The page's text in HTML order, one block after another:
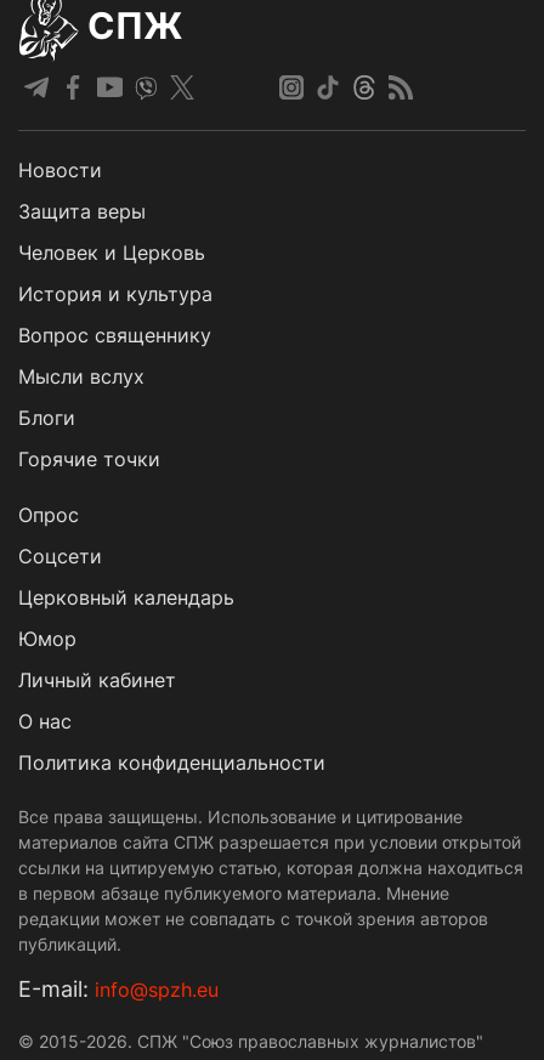
СПЖ
Новости
Защита веры
Человек и Церковь
История и культура
Вопрос священнику
Мысли вслух
Блоги
Горячие точки
Опрос
Cоцсети
Церковный календарь
Юмор
Личный кабинет
О нас
Политика конфиденциальности
Все права защищены. Использование и цитирование
материалов сайта СПЖ разрешается при условии открытой
ссылки на цитируемую статью, которая должна находиться
в первом абзаце публикуемого материала. Мнение
редакции может не совпадать с точкой зрения авторов
публикаций.
Е-mail: info@spzh.eu
© 2015-2026. СПЖ "Союз православных журналистов"